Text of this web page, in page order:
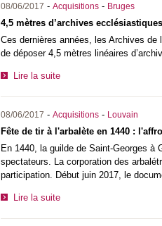
08/06/2017 - Acquisitions - Bruges
4,5 mètres d’archives
Ces dernières années, les Archives de
de déposer 4,5 mètres linéaires
Lire la suite
08/06/2017 - Acquisitions - Louvain
Fête de tir à l'arbalète en 1440 :
En 1440, la guilde de Saint-Georges à
spectateurs. La corporation des
participation. Début juin 2017, le
Lire la suite